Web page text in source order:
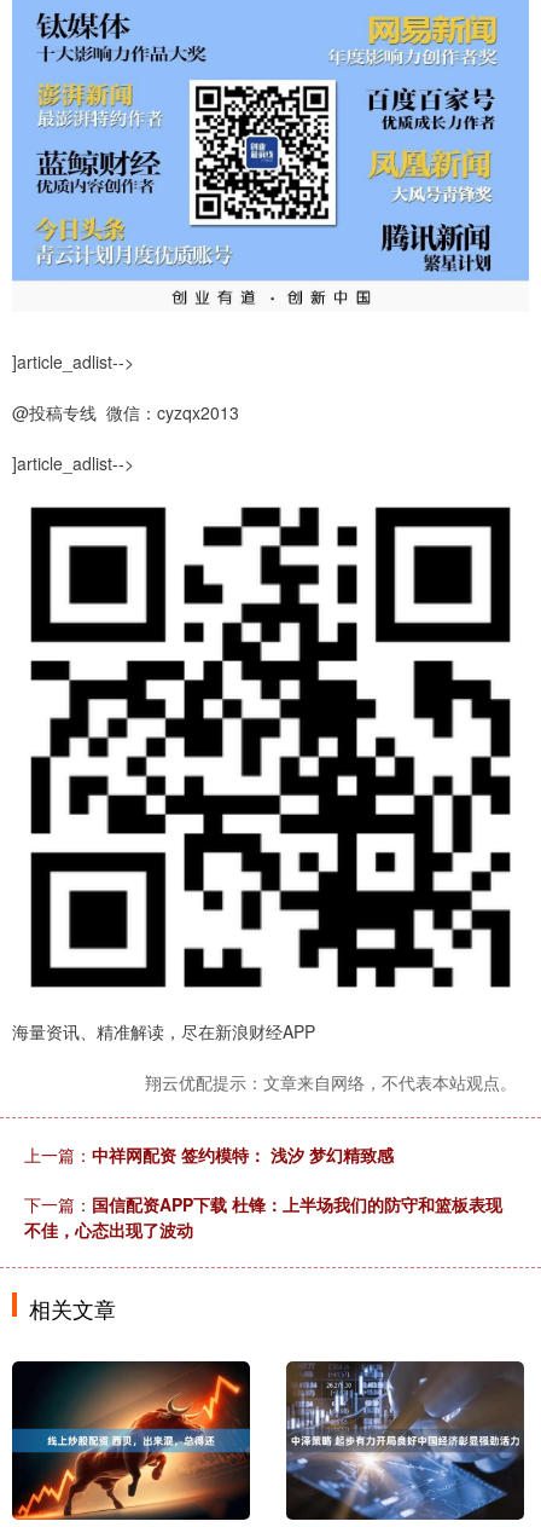
]article_adlist-->
@投稿专线 微信：cyzqx2013
]article_adlist-->
海量资讯、精准解读，尽在新浪财经APP
翔云优配提示：文章来自网络，不代表本站观点。
上一篇： 中祥网配资 签约模特： 浅汐 梦幻精致感
下一篇： 国信配资APP下载 杜锋：上半场我们的防守和篮板表现
不佳，心态出现了波动
相关文章